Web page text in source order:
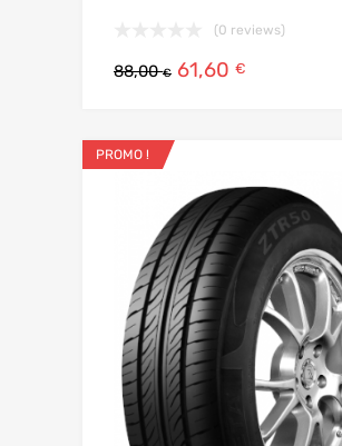
(0 reviews)
88,00€ 61,60 €
PROMO !